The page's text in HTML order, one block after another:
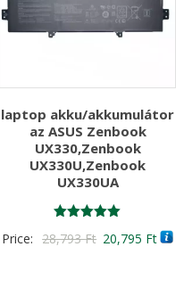
laptop akku/akkumulátor
az ASUS Zenbook
UX330,Zenbook
UX330U,Zenbook
UX330UA
5.00
Price: 28,793Ft Original
20,795 Ft